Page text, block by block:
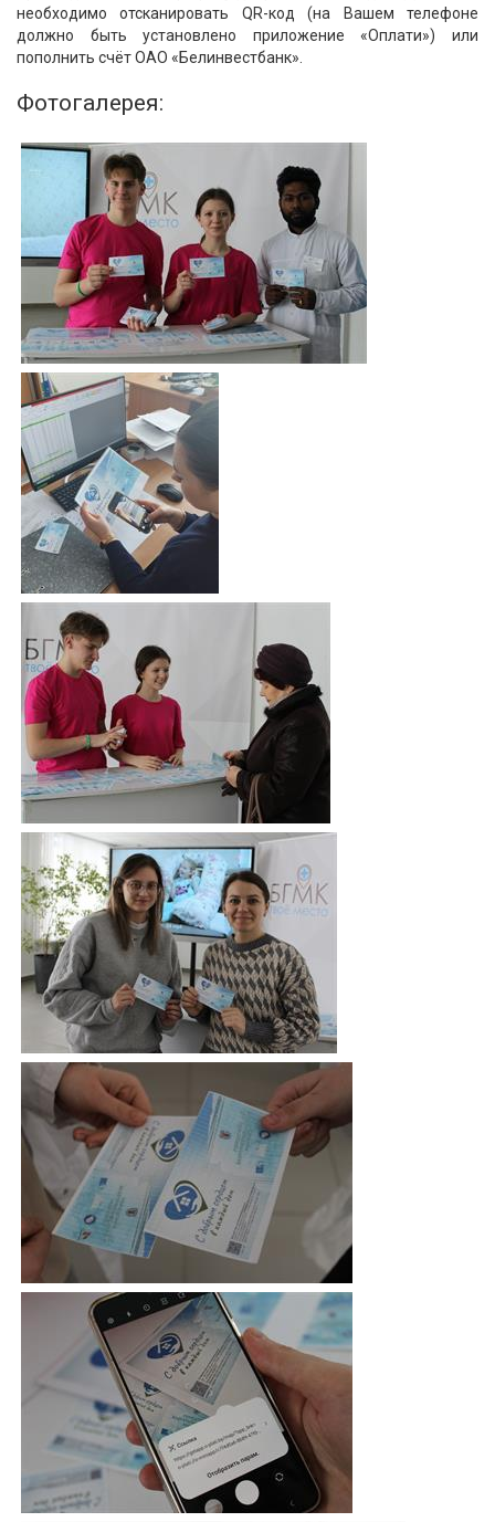
необходимо отсканировать QR-код (на Вашем телефоне
должно быть установлено приложение «Оплати») или
пополнить счёт ОАО «Белинвестбанк».
Фотогалерея: